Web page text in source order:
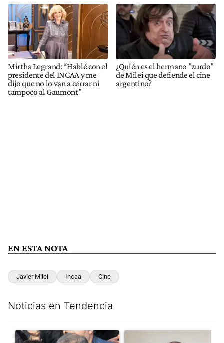
Mirtha Legrand: “Hablé con el
presidente del INCAA y me
dijo que no lo van a cerrar ni
tampoco al Gaumont"
¿Quién es el hermano "zurdo"
de Milei que defiende el cine
argentino?
EN ESTA NOTA
Javier Milei Incaa Cine
Noticias en Tendencia
Un artículo de tendencia con el título "Irán nombró al ideólogo